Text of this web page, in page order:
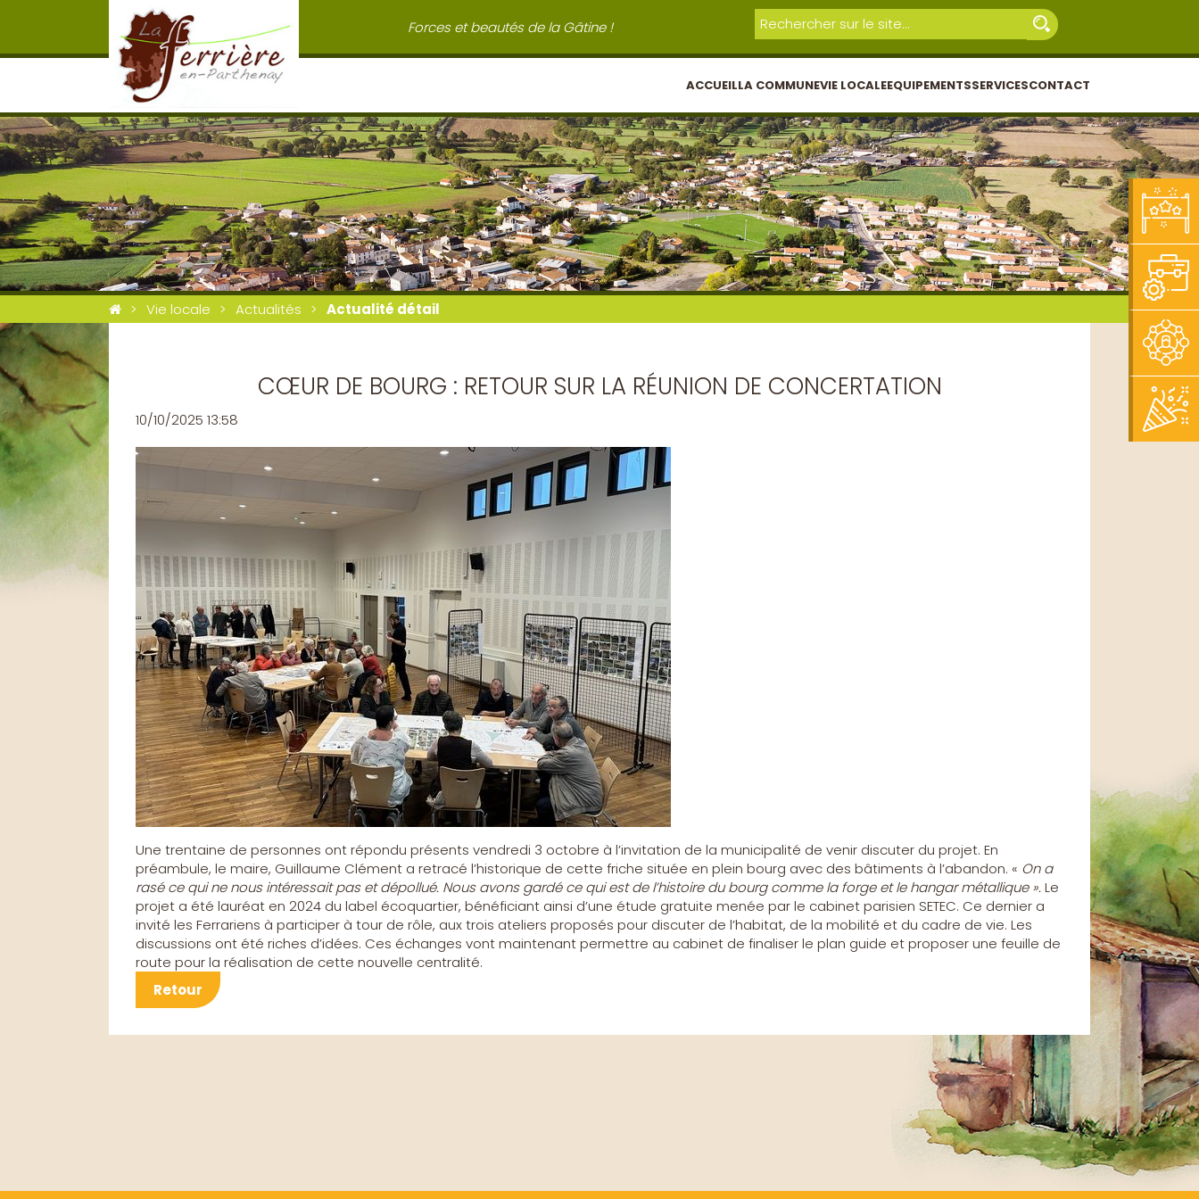
Forces et beautés de la Gâtine !
ACCUEILLA COMMUNEVIE LOCALEEQUIPEMENTSSERVICESCONTACT
Vie locale Actualités Actualité détail
CŒUR DE BOURG : RETOUR SUR LA RÉUNION DE CONCERTATION
10/10/2025 13:58
Une trentaine de personnes ont répondu présents vendredi 3 octobre à l’invitation de la municipalité de venir discuter du projet. En
préambule, le maire, Guillaume Clément a retracé l’historique de cette friche située en plein bourg avec des bâtiments à l’abandon. « On a
rasé ce qui ne nous intéressait pas et dépollué. Nous avons gardé ce qui est de l’histoire du bourg comme la forge et le hangar métallique ».Le
projet a été lauréat en 2024 du label écoquartier, bénéficiant ainsi d’une étude gratuite menée par le cabinet parisien SETEC. Ce dernier a
invité les Ferrariens à participer à tour de rôle, aux trois ateliers proposés pour discuter de l’habitat, de la mobilité et du cadre de vie. Les
discussions ont été riches d’idées. Ces échanges vont maintenant permettre au cabinet de finaliser le plan guide et proposer une feuille de
route pour la réalisation de cette nouvelle centralité.
Retour